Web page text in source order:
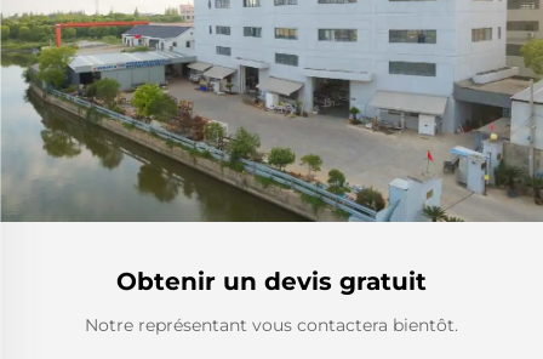
Obtenir un devis gratuit
Notre représentant vous contactera bientôt.